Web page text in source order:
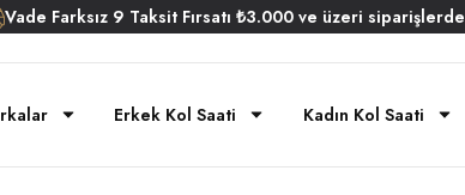
Vade Farksız 9 Taksit Fırsatı ₺3.000 ve üzeri siparişlerde
Erkek Kol Saati Kadın Kol Saati